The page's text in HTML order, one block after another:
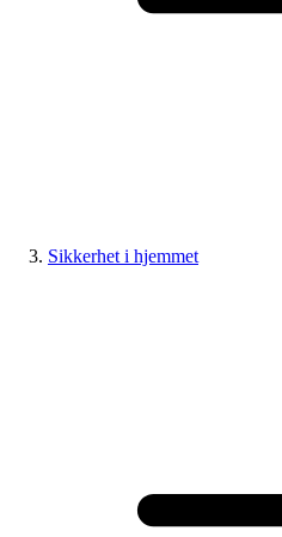
Sikkerhet i hjemmet